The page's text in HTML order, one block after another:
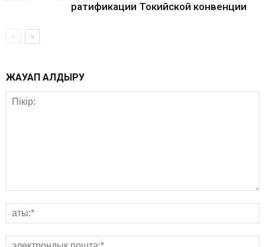
ратификации Токийской конвенции
ЖАУАП ҚАЛДЫРУ